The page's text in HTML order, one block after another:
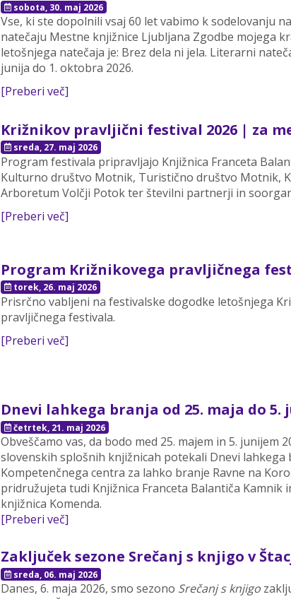
sobota, 30. maj 2026
Vse, ki ste dopolnili vsaj 60 let vabimo k sodelovanju
natečaju Mestne knjižnice Ljubljana Zgodbe mojega
letošnjega natečaja je: Brez dela ni jela. Literarni
junija do 1. oktobra 2026.
[Preberi več]
Križnikov pravljični festival 2026 | za
sreda, 27. maj 2026
Program festivala pripravljajo Knjižnica Franceta
Kulturno društvo Motnik, Turistično društvo Motnik,
Arboretum Volčji Potok ter številni partnerji in
[Preberi več]
Program Križnikovega pravljičnega
torek, 26. maj 2026
Prisrčno vabljeni na festivalske dogodke letošnjega
pravljičnega festivala.
[Preberi več]
Dnevi lahkega branja od 25. maja do 5.
četrtek, 21. maj 2026
Obveščamo vas, da bodo med 25. majem in 5. junijem
slovenskih splošnih knjižnicah potekali Dnevi lahkega
Kompetenčnega centra za lahko branje Ravne na
pridružujeta tudi Knjižnica Franceta Balantiča Kamnik
knjižnica Komenda.
[Preberi več]
Zaključek sezone Srečanj s knjigo v
sreda, 06. maj 2026
Danes, 6. maja 2026, smo sezono Srečanj s knjigo